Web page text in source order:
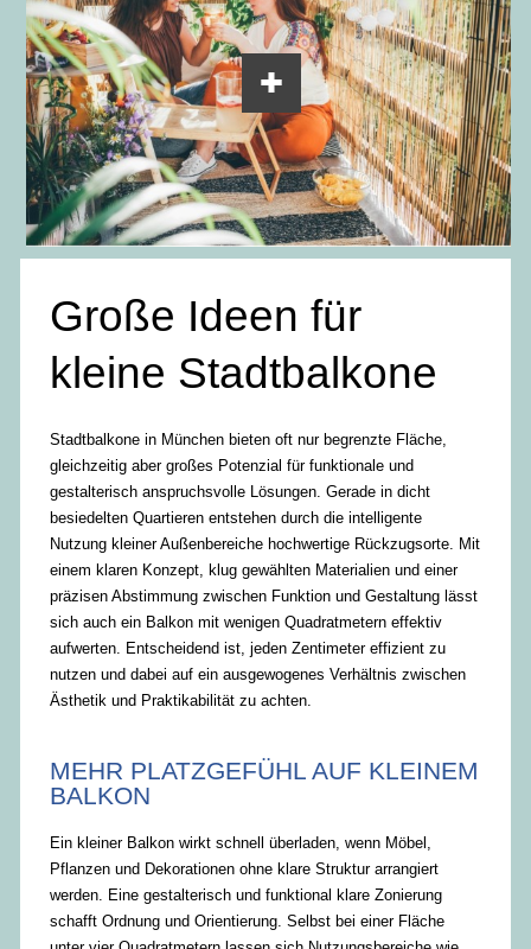
Große Ideen für
kleine Stadtbalkone
Stadtbalkone in München bieten oft nur begrenzte Fläche,
gleichzeitig aber großes Potenzial für funktionale und
gestalterisch anspruchsvolle Lösungen. Gerade in dicht
besiedelten Quartieren entstehen durch die intelligente
Nutzung kleiner Außenbereiche hochwertige Rückzugsorte. Mit
einem klaren Konzept, klug gewählten Materialien und einer
präzisen Abstimmung zwischen Funktion und Gestaltung lässt
sich auch ein Balkon mit wenigen Quadratmetern effektiv
aufwerten. Entscheidend ist, jeden Zentimeter effizient zu
nutzen und dabei auf ein ausgewogenes Verhältnis zwischen
Ästhetik und Praktikabilität zu achten.
MEHR PLATZGEFÜHL AUF KLEINEM
BALKON
Ein kleiner Balkon wirkt schnell überladen, wenn Möbel,
Pflanzen und Dekorationen ohne klare Struktur arrangiert
werden. Eine gestalterisch und funktional klare Zonierung
schafft Ordnung und Orientierung. Selbst bei einer Fläche